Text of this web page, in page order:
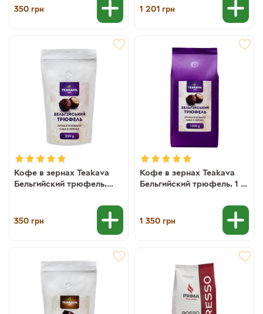
350 грн 1 201 грн
Кофе в зернах Teakava
Бельгийский трюфель,
350 грн
Кофе в зернах Teakava
Бельгийский трюфель, 1 кг
1 350 грн